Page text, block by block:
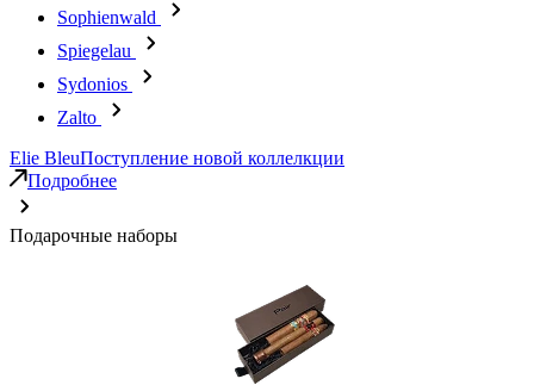
Sophienwald
Spiegelau
Sydonios
Zalto
Elie BleuПоступление новой коллелкции
Подробнее
Подарочные наборы